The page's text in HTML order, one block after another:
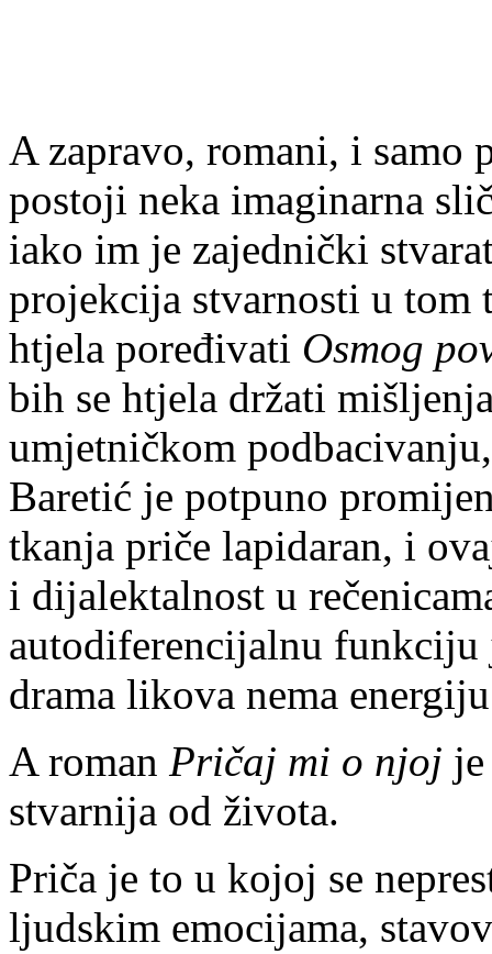
A zapravo, romani, i samo
postoji neka imaginarna
iako im je zajednički
projekcija stvarnosti u tom
htjela poređivati Osmog
bih se htjela držati
umjetničkom
Baretić je potpuno
tkanja priče lapidaran, i
i dijalektalnost u
autodiferencijalnu
drama likova nema
A roman Pričaj mi o njoj
stvarnija od života.
Priča je to u kojoj se
ljudskim emocijama,